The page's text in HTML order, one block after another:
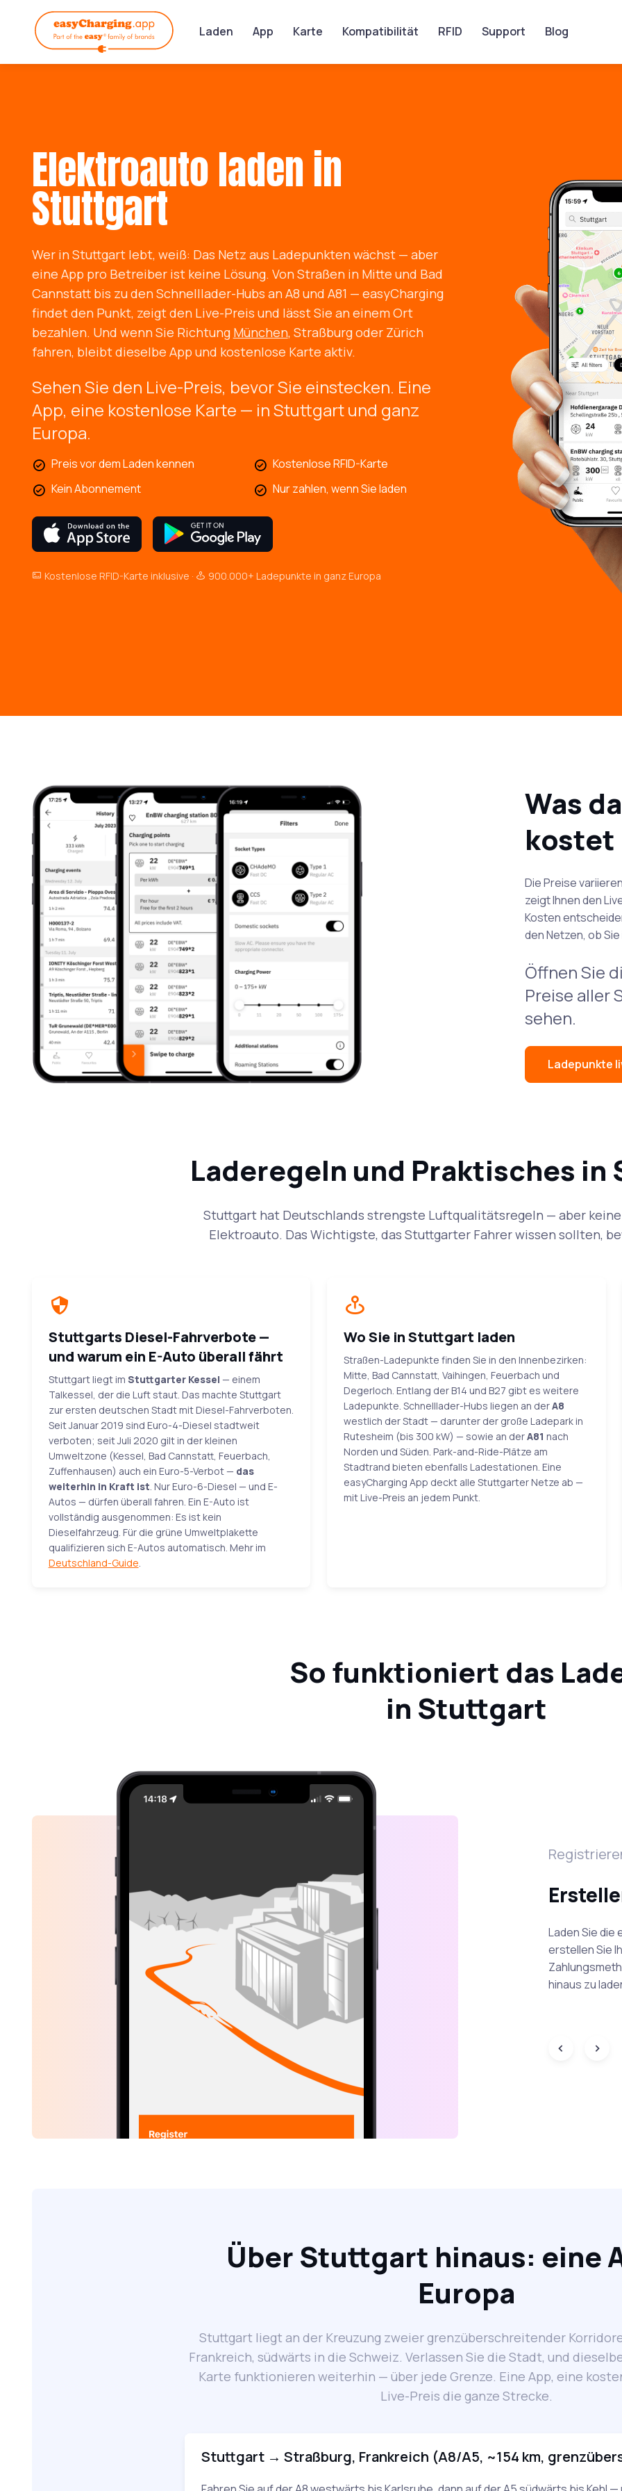
Laden App Karte Kompatibilität RFID Support Blog
Elektroauto laden in
Stuttgart
Wer in Stuttgart lebt, weiß: Das Netz aus Ladepunkten wächst — aber
eine App pro Betreiber ist keine Lösung. Von Straßen in Mitte und Bad
Cannstatt bis zu den Schnelllader-Hubs an A8 und A81 — easyCharging
findet den Punkt, zeigt den Live-Preis und lässt Sie an einem Ort
bezahlen. Und wenn Sie Richtung München, Straßburg oder Zürich
fahren, bleibt dieselbe App und kostenlose Karte aktiv.
Sehen Sie den Live-Preis, bevor Sie einstecken. Eine
App, eine kostenlose Karte — in Stuttgart und ganz
Europa.
Preis vor dem Laden kennen
Kostenlose RFID-Karte
Kein Abonnement
Nur zahlen, wenn Sie laden
Kostenlose RFID-Karte inklusive · 900.000+ Ladepunkte in ganz Europa
Was
kostet
Die Preise
zeigt Ihnen den
Kosten
den Netzen, ob
Öffnen Sie
Preise aller
sehen.
Ladepunkte
Laderegeln und Praktisches
Stuttgart hat Deutschlands strengste Luftqualitätsregeln — aber
Elektroauto. Das Wichtigste, das Stuttgarter Fahrer wissen sollten,
Stuttgarts Diesel-Fahrverbote —
und warum ein E-Auto überall fährt
Stuttgart liegt im Stuttgarter Kessel — einem
Talkessel, der die Luft staut. Das machte Stuttgart
zur ersten deutschen Stadt mit Diesel-Fahrverboten.
Seit Januar 2019 sind Euro-4-Diesel stadtweit
verboten; seit Juli 2020 gilt in der kleinen
Umweltzone (Kessel, Bad Cannstatt, Feuerbach,
Zuffenhausen) auch ein Euro-5-Verbot — das
weiterhin in Kraft ist. Nur Euro-6-Diesel — und E-
Autos — dürfen überall fahren. Ein E-Auto ist
vollständig ausgenommen: Es ist kein
Dieselfahrzeug. Für die grüne Umweltplakette
qualifizieren sich E-Autos automatisch. Mehr im
Deutschland-Guide.
Wo Sie in Stuttgart laden
Straßen-Ladepunkte finden Sie in den Innenbezirken:
Mitte, Bad Cannstatt, Vaihingen, Feuerbach und
Degerloch. Entlang der B14 und B27 gibt es weitere
Ladepunkte. Schnelllader-Hubs liegen an derA8
westlich der Stadt — darunter der große Ladepark in
Rutesheim (bis 300 kW) — sowie an derA81 nach
Norden und Süden. Park-and-Ride-Plätze am
Stadtrand bieten ebenfalls Ladestationen. Eine
easyCharging App deckt alle Stuttgarter Netze ab —
mit Live-Preis an jedem Punkt.
So funktioniert das
in Stuttgart
Ausstecken und weiterfahren
Beenden Sie die Ladesitzung in der App, stecken Sie aus und setzen
Sie Ihre Fahrt fort. Sie erhalten eine Ladeübersicht, und die Zahlung
wird automatisch abgewickelt — kein Abonnement, keine
Monatsrechnungen.
Laden Sie
erstellen Sie
hinaus zu
Über Stuttgart hinaus: eine
Europa
Stuttgart liegt an der Kreuzung zweier grenzüberschreitender
Frankreich, südwärts in die Schweiz. Verlassen Sie die Stadt, und
Karte funktionieren weiterhin — über jede Grenze. Eine App, eine
Live-Preis die ganze Strecke.
Stuttgart → Straßburg, Frankreich (A8/A5, ~154 km,